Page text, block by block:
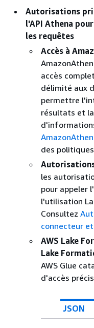
Autorisations
l'API Athena
les requêtes
Accès à
accès
délimité aux
permettre
résultats et
des
les
pour appeler
l'utilisation
Consultez
connecteur
AWS Lake
Lake
AWS Glue
d'accès
JSON